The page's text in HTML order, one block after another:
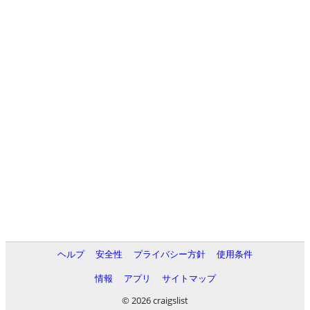
ヘルプ 安全性 プライバシー方針
使用条件
情報
アプリ
サイトマップ
© 2026 craigslist